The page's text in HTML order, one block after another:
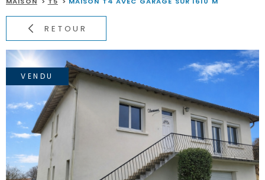
NOS
RETOUR
VENDU